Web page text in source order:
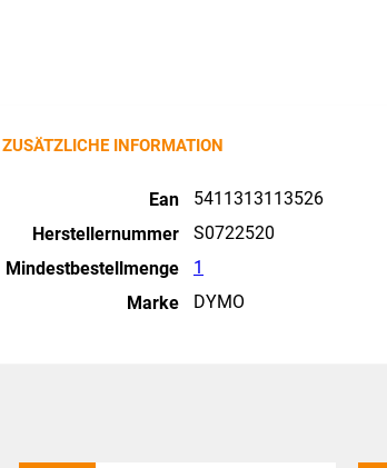
ZUSÄTZLICHE INFORMATION
Ean
5411313113526
Herstellernummer
S0722520
Mindestbestellmenge
1
Marke
DYMO